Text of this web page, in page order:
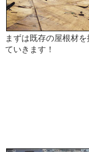
まずは既存の屋根材を
ていきます！